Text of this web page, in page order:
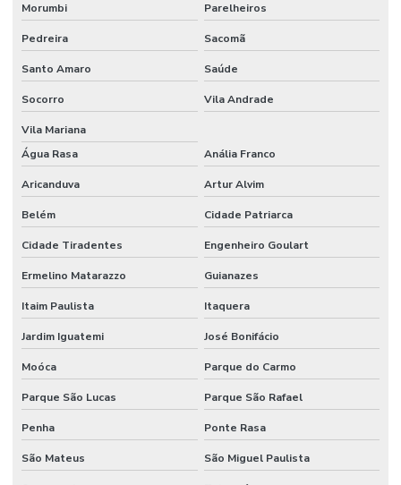
Instalação de piso industrial de concreto
Instalação de piso porcelanato
Instalador de porcelanato
Junta serrada
Juntas serradas concreto
Obra comercial
Obra industrial
Obras e reformas em geral
Orçamento para construção de barracão
Orçamento para construção de galpão industrial
Morumbi Parelheiros
Pedreira Sacomã
Santo Amaro Saúde
Socorro Vila Andrade
Vila Mariana
Água Rasa
Anália Franco
Aricanduva Artur Alvim
Belém Cidade Patriarca
Cidade Tiradentes Engenheiro Goulart
Ermelino Matarazzo Guianazes
Itaim Paulista Itaquera
Jardim Iguatemi José Bonifácio
Moóca Parque do Carmo
Parque São Lucas Parque São Rafael
Penha Ponte Rasa
São Mateus São Miguel Paulista